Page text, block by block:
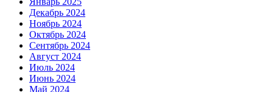
Декабрь 2024
Ноябрь 2024
Октябрь 2024
Сентябрь 2024
Август 2024
Июль 2024
Июнь 2024
Май 2024